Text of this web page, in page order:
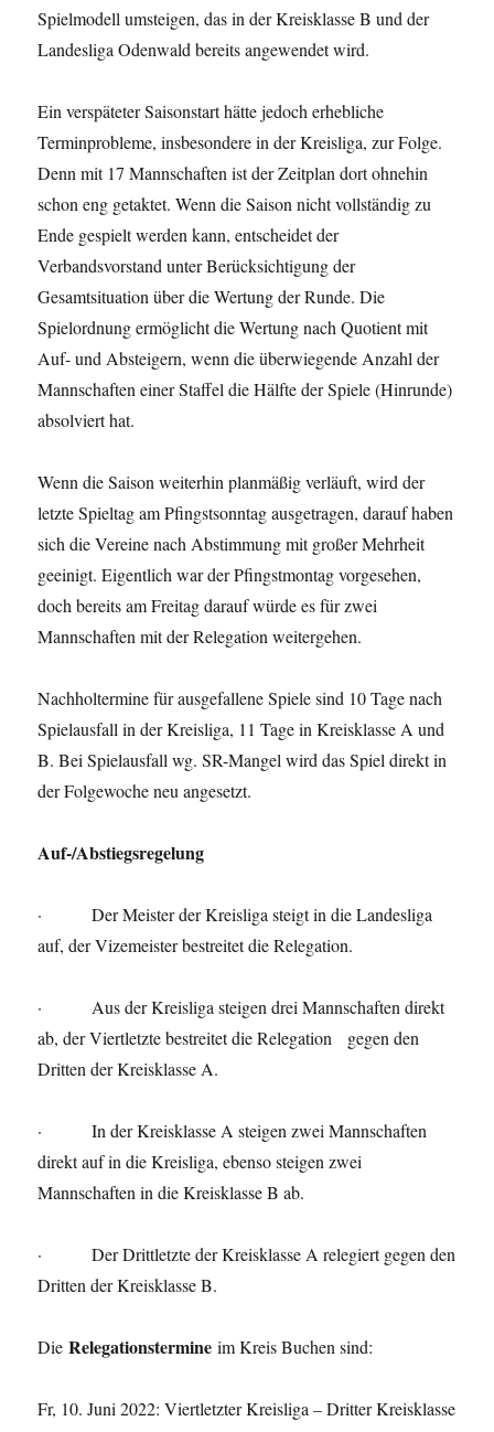
Spielmodell umsteigen, das in der Kreisklasse B und der
Landesliga Odenwald bereits angewendet wird.
Ein verspäteter Saisonstart hätte jedoch erhebliche
Terminprobleme, insbesondere in der Kreisliga, zur Folge.
Denn mit 17 Mannschaften ist der Zeitplan dort ohnehin
schon eng getaktet. Wenn die Saison nicht vollständig zu
Ende gespielt werden kann, entscheidet der
Verbandsvorstand unter Berücksichtigung der
Gesamtsituation über die Wertung der Runde. Die
Spielordnung ermöglicht die Wertung nach Quotient mit
Auf- und Absteigern, wenn die überwiegende Anzahl der
Mannschaften einer Staffel die Hälfte der Spiele (Hinrunde)
absolviert hat.
Wenn die Saison weiterhin planmäßig verläuft, wird der
letzte Spieltag am Pfingstsonntag ausgetragen, darauf haben
sich die Vereine nach Abstimmung mit großer Mehrheit
geeinigt. Eigentlich war der Pfingstmontag vorgesehen,
doch bereits am Freitag darauf würde es für zwei
Mannschaften mit der Relegation weitergehen.
Nachholtermine für ausgefallene Spiele sind 10 Tage nach
Spielausfall in der Kreisliga, 11 Tage in Kreisklasse A und
B. Bei Spielausfall wg. SR-Mangel wird das Spiel direkt in
der Folgewoche neu angesetzt.
Auf-/Abstiegsregelung
· Der Meister der Kreisliga steigt in die Landesliga
auf, der Vizemeister bestreitet die Relegation.
· Aus der Kreisliga steigen drei Mannschaften direkt
ab, der Viertletzte bestreitet die Relegation gegen den
Dritten der Kreisklasse A.
· In der Kreisklasse A steigen zwei Mannschaften
direkt auf in die Kreisliga, ebenso steigen zwei
Mannschaften in die Kreisklasse B ab.
· Der Drittletzte der Kreisklasse A relegiert gegen den
Dritten der Kreisklasse B.
DieRelegationstermine im Kreis Buchen sind:
Fr, 10. Juni 2022: Viertletzter Kreisliga – Dritter Kreisklasse